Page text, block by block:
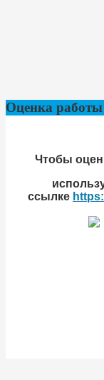
Оценка
Чтобы
ссылке